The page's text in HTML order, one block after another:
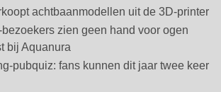
achtbaanmodellen uit de 3D-printer
zien geen hand voor ogen
bij Aquanura
pubquiz: fans kunnen dit jaar twee keer